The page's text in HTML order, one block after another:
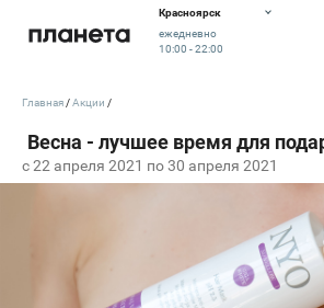
Красноярск
ежедневно
10:00 - 22:00
c 22 апреля 2021 по 30 апреля 2021
Главная Акции